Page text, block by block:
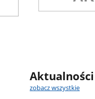
Aktualności
zobacz wszystkie